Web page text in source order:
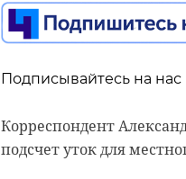
Подписывайтесь на нас
Корреспондент
подсчет уток для